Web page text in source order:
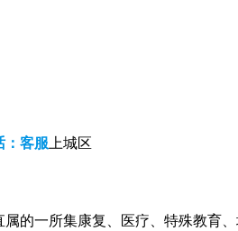
：客服 上城区
的一所集康复、医疗、特殊教育